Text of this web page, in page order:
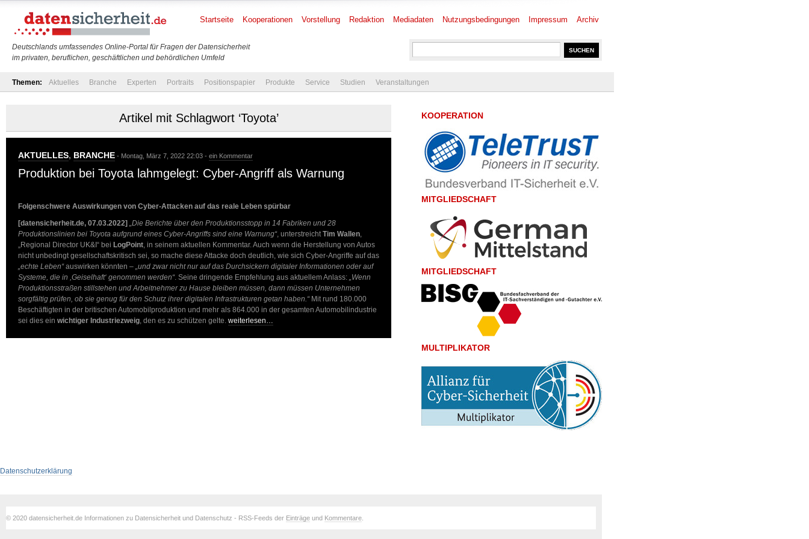
Deutschlands umfassendes Online-Portal für Fragen der Datensicherheit
im privaten, beruflichen, geschäftlichen und behördlichen Umfeld
Startseite Kooperationen Vorstellung Redaktion Mediadaten Nutzungsbedingungen Impressum Archiv
Themen: Aktuelles Branche Experten Portraits Positionspapier Produkte Service Studien Veranstaltungen
Artikel mit Schlagwort ‘Toyota’
AKTUELLES, BRANCHE - Montag, März 7, 2022 22:03 - ein Kommentar
Produktion bei Toyota lahmgelegt: Cyber-Angriff als Warnung
Folgenschwere Auswirkungen von Cyber-Attacken auf das reale Leben spürbar
[datensicherheit.de, 07.03.2022] „Die Berichte über den Produktionsstopp in 14 Fabriken und 28
Produktionslinien bei Toyota aufgrund eines Cyber-Angriffs sind eine Warnung“, unterstreichtTim Wallen,
„Regional Director UK&I“ bei LogPoint, in seinem aktuellen Kommentar. Auch wenn die Herstellung von Autos
nicht unbedingt gesellschaftskritisch sei, so mache diese Attacke doch deutlich, wie sich Cyber-Angriffe auf das
„echte Leben“auswirken könnten – „und zwar nicht nur auf das Durchsickern digitaler Informationen oder auf
Systeme, die in ,Geiselhaft‘ genommen werden“. Seine dringende Empfehlung aus aktuellem Anlass: „Wenn
Produktionsstraßen stillstehen und Arbeitnehmer zu Hause bleiben müssen, dann müssen Unternehmen
sorgfältig prüfen, ob sie genug für den Schutz ihrer digitalen Infrastrukturen getan haben.“Mit rund 180.000
Beschäftigten in der britischen Automobilproduktion und mehr als 864.000 in der gesamten Automobilindustrie
sei dies ein wichtiger Industriezweig, den es zu schützen gelte. weiterlesen…
KOOPERATION
MITGLIEDSCHAFT
MITGLIEDSCHAFT
MULTIPLIKATOR
Datenschutzerklärung
© 2020 datensicherheit.de Informationen zu Datensicherheit und Datenschutz - RSS-Feeds der Einträge und Kommentare